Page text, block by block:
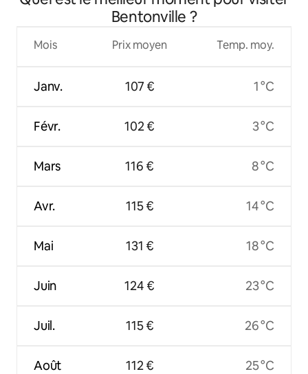
Bentonville ?
Mois
Janv.
Févr.
Mars
Avr.
Mai
Juin
Juil.
Août
Prix moyen
107 €
102 €
116 €
115 €
131 €
124 €
115 €
112 €
Temp. moy.
1 °C
3 °C
8 °C
14 °C
18 °C
23 °C
26 °C
25 °C